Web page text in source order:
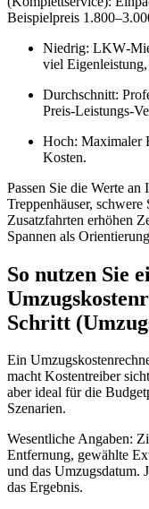
Beispielpreis
Niedrig:
viel
Durchschnitt:
Hoch: Maximaler
Kosten.
Passen Sie die Werte
Treppenhäuser,
Zusatzfahrten erhöhen
Spannen als
So nutzen Sie
Schritt
Ein
macht Kostentreiber
aber ideal für die
Szenarien.
Wesentliche Angaben:
Entfernung, gewählte
und das Umzugsdatum.
das Ergebnis.